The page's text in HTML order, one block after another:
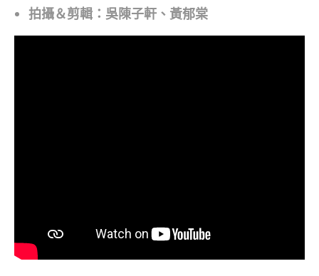
拍攝＆剪輯：吳陳子軒、黃郁棠